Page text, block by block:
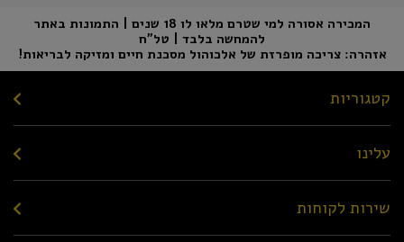
המכירה אסורה למי שטרם מלאו לו 18 שנים | התמונות באתר
להמחשה בלבד | טל"ח
אזהרה: צריכה מופרזת של אלכוהול מסכנת חיים ומזיקה לבריאות!
קטגוריות
עלינו
שירות לקוחות